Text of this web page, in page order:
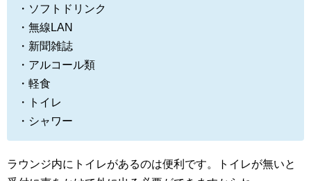
・ソフトドリンク
・無線LAN
・新聞雑誌
・アルコール類
・軽食
・トイレ
・シャワー
ラウンジ内にトイレがあるのは便利です。トイレが無いと